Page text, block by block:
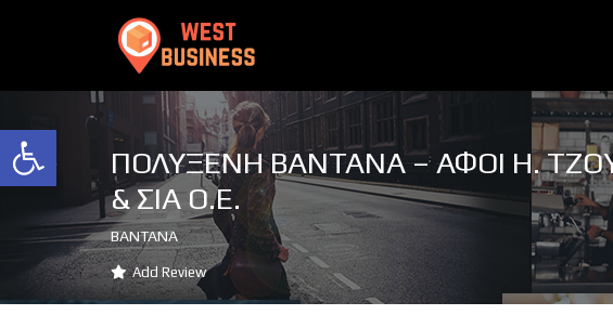
Ανοίξτε τη γραμμή εργαλείων
ΠΟΛΥΞΕΝΗ ΒΑΝΤΑΝΑ – ΑΦΟΙ Η.
& ΣΙΑ Ο.Ε.
ΒΑΝΤΑΝΑ
Add Review